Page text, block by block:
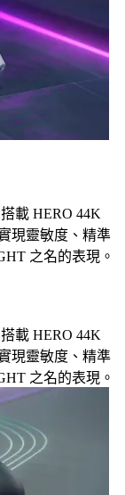
載 HERO 44K
現靈敏度、精準
之名的表現。
載 HERO 44K
現靈敏度、精準
之名的表現。